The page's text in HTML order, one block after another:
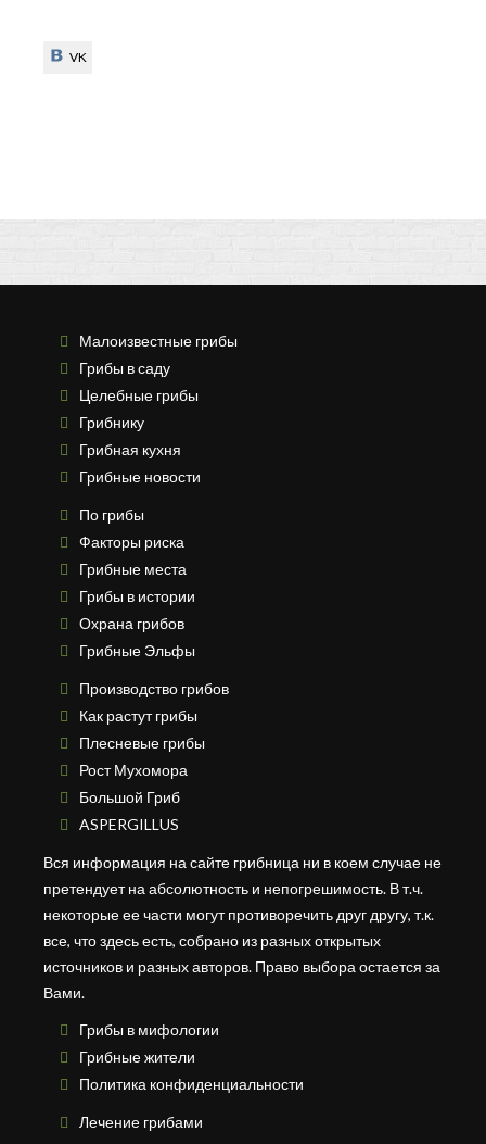
VK
VK
Малоизвестные грибы
Грибы в саду
Целебные грибы
Грибнику
Грибная кухня
Грибные новости
По грибы
Факторы риска
Грибные места
Грибы в истории
Охрана грибов
Грибные Эльфы
Производство грибов
Как растут грибы
Плесневые грибы
Рост Мухомора
Большой Гриб
ASPERGILLUS
Вся информация на сайте грибница ни в коем случае не
претендует на абсолютность и непогрешимость. В т.ч.
некоторые ее части могут противоречить друг другу, т.к.
все, что здесь есть, собрано из разных открытых
источников и разных авторов. Право выбора остается за
Вами.
Грибы в мифологии
Грибные жители
Политика конфиденциальности
Лечение грибами